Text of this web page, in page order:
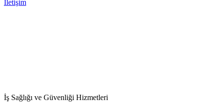
İletişim
İş Sağlığı ve Güvenliği Hizmetleri